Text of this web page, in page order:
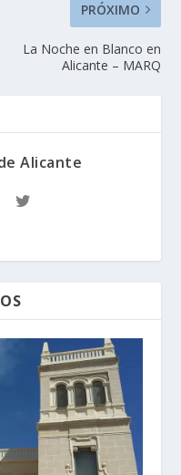
PRÓXIMO
La Noche en Blanco en
Alicante – MARQ
Alicante